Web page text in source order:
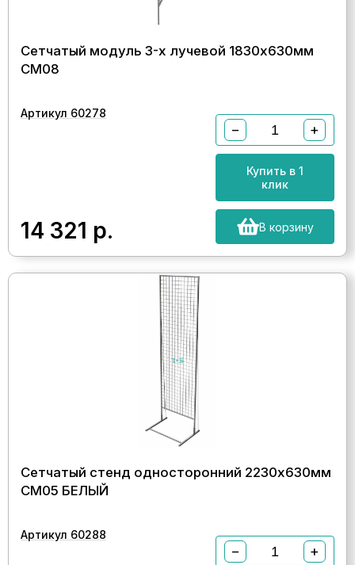
Сетчатый модуль 3-х лучевой 1830х630мм
СМ08
Артикул 60278
14 321 р.
− +
Купить в 1
клик
В корзину
Сетчатый стенд односторонний 2230х630мм
СМ05 БЕЛЫЙ
Артикул 60288
− +